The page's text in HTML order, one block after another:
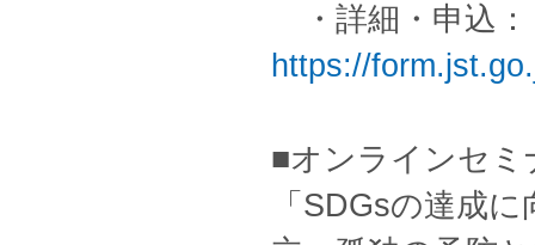
・詳細・申込：
https://
■オンラインセミ
「SDGsの達成